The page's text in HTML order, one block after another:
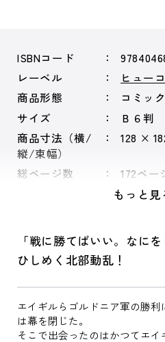
ISBNコード
レーベル
ヒュー
商品形態
コミッ
サイズ
Ｂ６判
商品寸法（横/
縦/束幅）
128 ×
総ページ数 172ペー
もっと見
「戦に勝てばいい。な
ひしめく北部動乱！
エイギルらゴルドニア軍の勝
は幕を閉じた。
そこで出会ったのはかつてエ